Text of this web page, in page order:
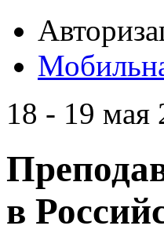
18 - 19 мая
в